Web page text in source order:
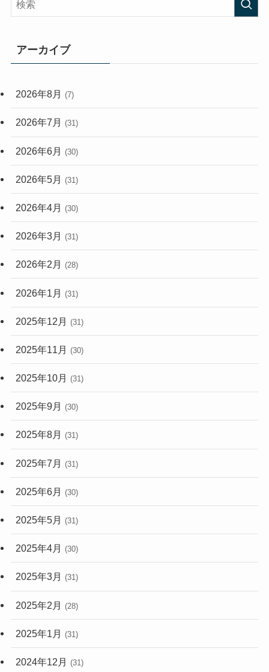
(33)
(248)
アーカイブ
2026年8月 (7)
2026年7月 (31)
2026年6月 (30)
2026年5月 (31)
2026年4月 (30)
2026年3月 (31)
2026年2月 (28)
2026年1月 (31)
2025年12月 (31)
2025年11月 (30)
2025年10月 (31)
2025年9月 (30)
2025年8月 (31)
2025年7月 (31)
2025年6月 (30)
2025年5月 (31)
2025年4月 (30)
2025年3月 (31)
2025年2月 (28)
2025年1月 (31)
2024年12月 (31)